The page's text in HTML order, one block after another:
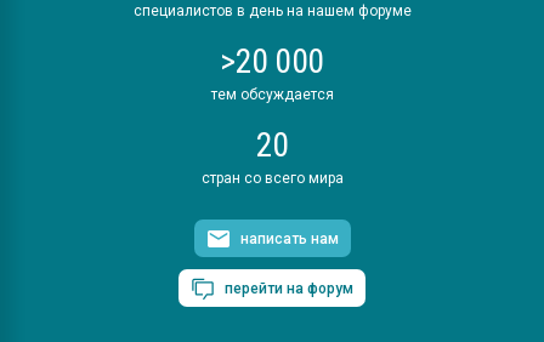
специалистов в день на нашем форуме
>20 000
тем обсуждается
20
стран со всего мира
написать нам
перейти на форум